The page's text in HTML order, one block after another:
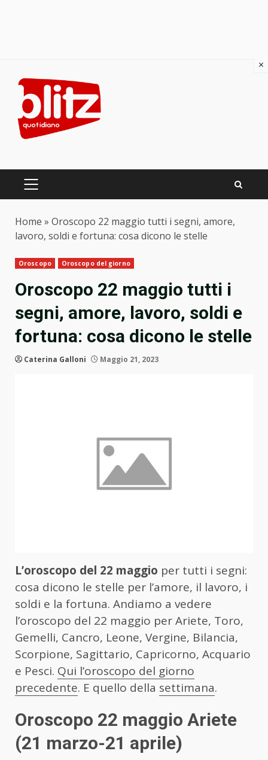
content
PRIMARY
Home » Oroscopo 22 maggio tutti i segni, amore,
lavoro, soldi e fortuna: cosa dicono le stelle
Oroscopo Oroscopo del giorno
Oroscopo 22 maggio tutti i
segni, amore, lavoro, soldi e
fortuna: cosa dicono le stelle
Caterina Galloni Maggio 21, 2023
L’oroscopo del 22 maggio per tutti i segni:
cosa dicono le stelle per l’amore, il lavoro, i
soldi e la fortuna. Andiamo a vedere
l’oroscopo del 22 maggio per Ariete, Toro,
Gemelli, Cancro, Leone, Vergine, Bilancia,
Scorpione, Sagittario, Capricorno, Acquario
e Pesci. Qui l’oroscopo del giorno
precedente. E quello della settimana.
Oroscopo 22 maggio Ariete
(21 marzo-21 aprile)
×